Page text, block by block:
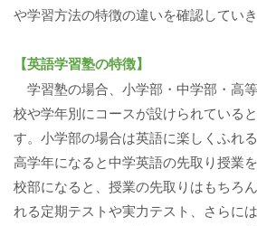
や学習方法の特徴の違いを確認していき
【英語学習塾の特徴】
学習塾の場合、小学部・中学部・高
校や学年別にコースが設けられている
す。小学部の場合は英語に楽しくふれ
高学年になると中学英語の先取り授業
校部になると、授業の先取りはもちろ
れる定期テストや実力テスト、さらに